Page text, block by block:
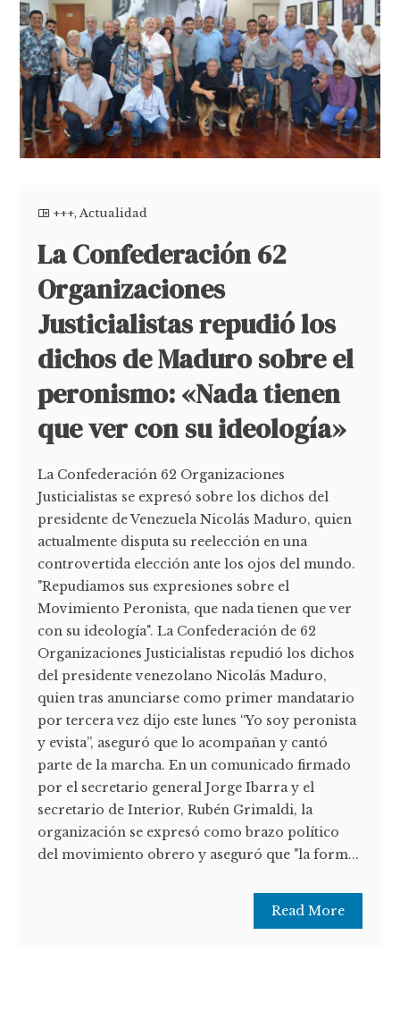
+++,Actualidad
La Confederación 62
Organizaciones
Justicialistas repudió los
dichos de Maduro sobre el
peronismo: «Nada tienen
que ver con su ideología»
La Confederación 62 Organizaciones
Justicialistas se expresó sobre los dichos del
presidente de Venezuela Nicolás Maduro, quien
actualmente disputa su reelección en una
controvertida elección ante los ojos del mundo.
"Repudiamos sus expresiones sobre el
Movimiento Peronista, que nada tienen que ver
con su ideología". La Confederación de 62
Organizaciones Justicialistas repudió los dichos
del presidente venezolano Nicolás Maduro,
quien tras anunciarse como primer mandatario
por tercera vez dijo este lunes “Yo soy peronista
y evista”, aseguró que lo acompañan y cantó
parte de la marcha. En un comunicado firmado
por el secretario general Jorge Ibarra y el
secretario de Interior, Rubén Grimaldi, la
organización se expresó como brazo político
del movimiento obrero y aseguró que "la form...
Read More